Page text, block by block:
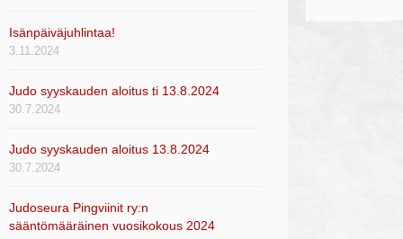
Isänpäiväjuhlintaa!
3.11.2024
Judo syyskauden aloitus ti 13.8.2024
30.7.2024
Judo syyskauden aloitus 13.8.2024
30.7.2024
Judoseura Pingviinit ry:n
sääntömääräinen vuosikokous 2024